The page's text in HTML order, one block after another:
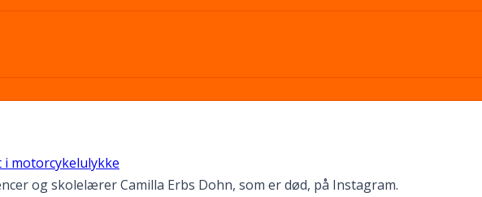
motorcykelulykke
og skolelærer Camilla Erbs Dohn, som er død, på Instagram.